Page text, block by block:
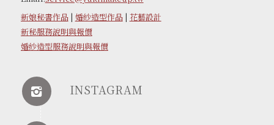
新娘秘書作品| 婚紗造型作品| 花藝設計
新秘服務說明與報價
婚紗造型服務說明與報價
INSTAGRAM